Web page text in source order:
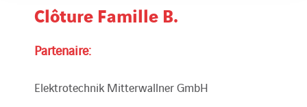
Clôture Famille B.
Partenaire:
Elektrotechnik Mitterwallner GmbH